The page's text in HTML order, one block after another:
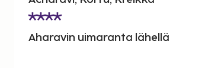
Aharavin uimaranta lähellä